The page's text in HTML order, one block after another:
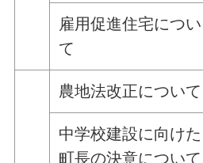
雇用促進住宅につい
て
農地法改正について
中学校建設に向けた
町長の決意について